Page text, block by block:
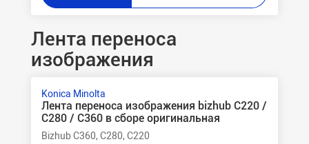
Лента переноса
изображения
Konica Minolta
Лента переноса изображения bizhub C220 /
C280 / C360 в сборе оригинальная
Bizhub C360, C280, C220